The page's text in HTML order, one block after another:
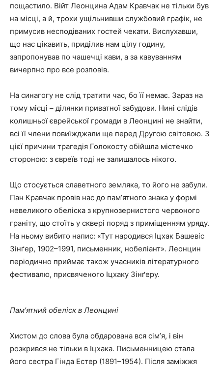
пощастило. Війт Леонцина Адам Кравчак не тільки був
на місці, а й, трохи ущільнивши службовий графік, не
примусив несподіваних гостей чекати. Вислухавши,
що нас цікавить, приділив нам цілу годину,
запропонував по чашечці кави, а за кавуванням
вичерпно про все розповів.
На синагогу не слід тратити час, бо її немає. Зараз на
тому місці – ділянки приватної забудови. Нині слідів
колишньої єврейської громади в Леонцині не знайти,
всі її члени повиїжджали ще перед Другою світовою. З
цієї причини трагедія Голокосту обійшла містечко
стороною: з євреїв тоді не залишалось нікого.
Що стосується славетного земляка, то його не забули.
Пан Кравчак провів нас до памʼятного знака у формі
невеликого обеліска з крупнозернистого червоного
граніту, що стоїть у сквері поряд з приміщенням уряду.
На ньому вибито напис: «Тут народився Іцхак Башевіс
Зінґер, 1902–1991, письменник, нобеліант». Леонцин
періодично приймає також учасників літературного
фестивалю, присвяченого Іцхаку Зінґеру.
Памʼятний обеліск в Леонцині
Хистом до слова була обдарована вся сімʼя, і він
розкрився не тільки в Іцхака. Письменницею стала
його сестра Гінда Естер (1891–1954). Після заміжжя